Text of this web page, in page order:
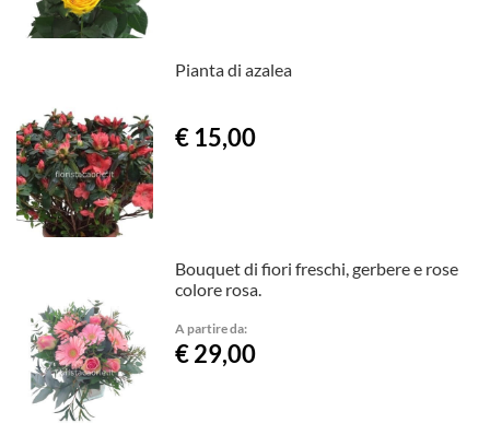
Pianta di azalea
€ 15,00
Bouquet di fiori freschi, gerbere e rose
colore rosa.
A partire da:
€ 29,00